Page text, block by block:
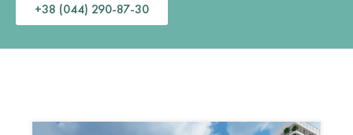
+38 (044) 290-87-30